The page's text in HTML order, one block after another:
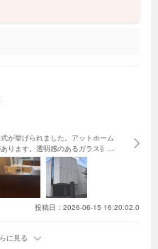
が挙げられました。 アットホーム
ります。 透明感のあるガラス張り
、春婚にぴったりでした。
投稿日：2026-06-15 16:20:02.0
に見る